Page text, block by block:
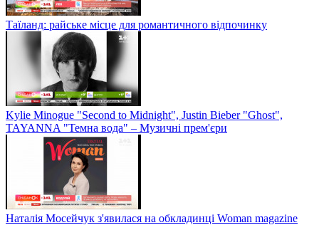
Таїланд: райське місце для романтичного відпочинку
Kylie Minogue "Second to Midnight", Justin Bieber "Ghost",
TAYANNA "Темна вода" – Музичні прем'єри
Наталія Мосейчук з'явилася на обкладинці Woman magazine